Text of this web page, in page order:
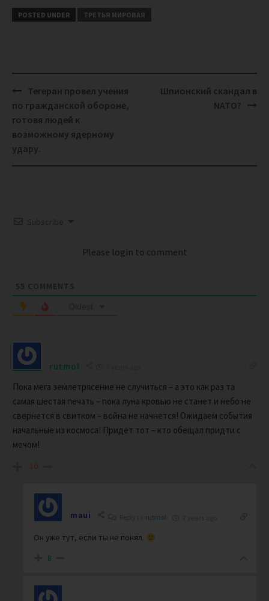
POSTED UNDER ТРЕТЬЯ МИРОВАЯ
Post
navigation
Тегеран провел учения
по гражданской обороне,
готовя людей к
возможному ядерному
удару.
Шпионский скандал в
NATO?
Please login to comment
55 COMMENTS
rutmol
Пока мега землетрясение не случиться – а это как раз та
самая шестая печать – пока луна кровью не станет и небо не
свернется в свитком – война не начнется! Ожидаем события
начальные из космоса! Придет тот – кто обещал придти с
мечом!
-10
maui rutmol
Он уже тут, если ты не понял.
8